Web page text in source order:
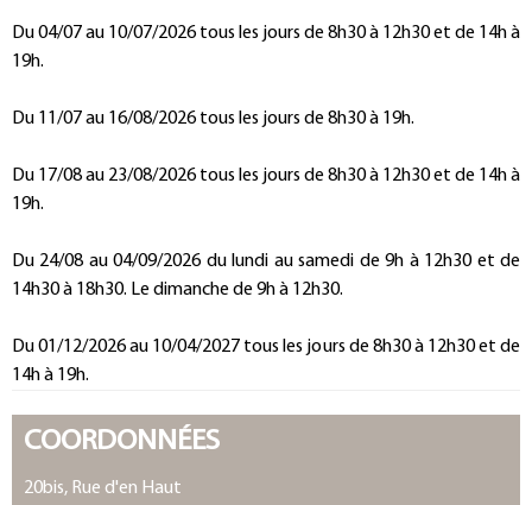
Du 04/07 au 10/07/2026 tous les jours de 8h30 à 12h30 et de 14h à
19h.
Du 11/07 au 16/08/2026 tous les jours de 8h30 à 19h.
Du 17/08 au 23/08/2026 tous les jours de 8h30 à 12h30 et de 14h à
19h.
Du 24/08 au 04/09/2026 du lundi au samedi de 9h à 12h30 et de
14h30 à 18h30. Le dimanche de 9h à 12h30.
Du 01/12/2026 au 10/04/2027 tous les jours de 8h30 à 12h30 et de
14h à 19h.
COORDONNÉES
20bis, Rue d'en Haut